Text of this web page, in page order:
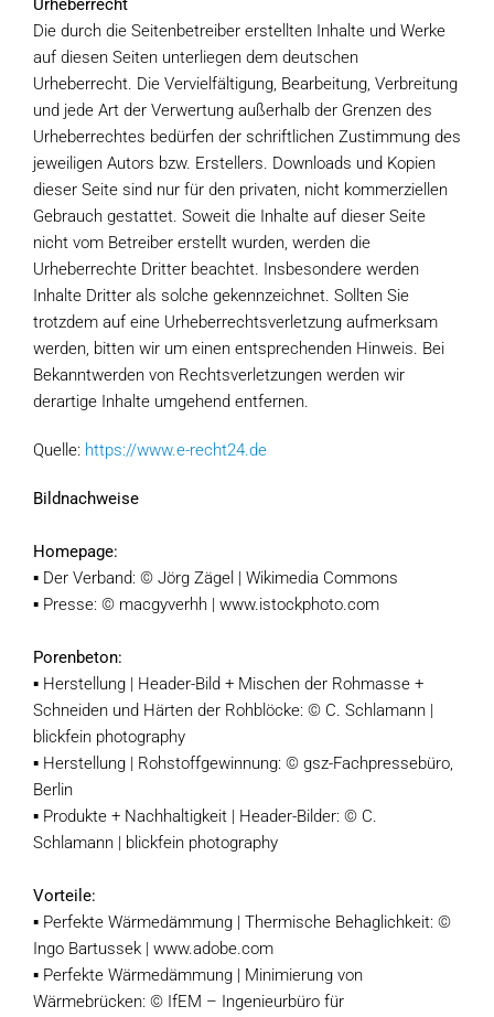
Urheberrecht
Die durch die Seitenbetreiber erstellten Inhalte und Werke
auf diesen Seiten unterliegen dem deutschen
Urheberrecht. Die Vervielfältigung, Bearbeitung, Verbreitung
und jede Art der Verwertung außerhalb der Grenzen des
Urheberrechtes bedürfen der schriftlichen Zustimmung des
jeweiligen Autors bzw. Erstellers. Downloads und Kopien
dieser Seite sind nur für den privaten, nicht kommerziellen
Gebrauch gestattet. Soweit die Inhalte auf dieser Seite
nicht vom Betreiber erstellt wurden, werden die
Urheberrechte Dritter beachtet. Insbesondere werden
Inhalte Dritter als solche gekennzeichnet. Sollten Sie
trotzdem auf eine Urheberrechtsverletzung aufmerksam
werden, bitten wir um einen entsprechenden Hinweis. Bei
Bekanntwerden von Rechtsverletzungen werden wir
derartige Inhalte umgehend entfernen.
Quelle: https://www.e-recht24.de
Bildnachweise
Homepage:
▪ Der Verband: © Jörg Zägel | Wikimedia Commons
▪ Presse: © macgyverhh | www.istockphoto.com
Porenbeton:
▪ Herstellung | Header-Bild + Mischen der Rohmasse +
Schneiden und Härten der Rohblöcke: © C. Schlamann |
blickfein photography
▪ Herstellung | Rohstoffgewinnung: © gsz-Fachpressebüro,
Berlin
▪ Produkte + Nachhaltigkeit | Header-Bilder: © C.
Schlamann | blickfein photography
Vorteile:
▪ Perfekte Wärmedämmung | Thermische Behaglichkeit: ©
Ingo Bartussek | www.adobe.com
▪ Perfekte Wärmedämmung | Minimierung von
Wärmebrücken: © IfEM – Ingenieurbüro für